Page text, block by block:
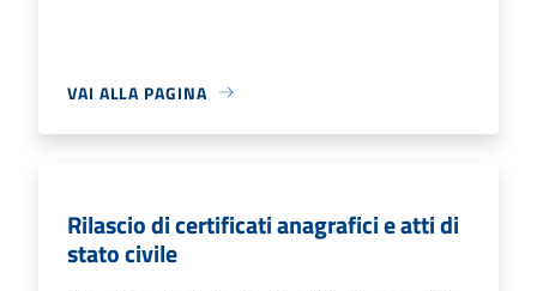
VAI ALLA PAGINA
Rilascio di certificati anagrafici e atti di
stato civile